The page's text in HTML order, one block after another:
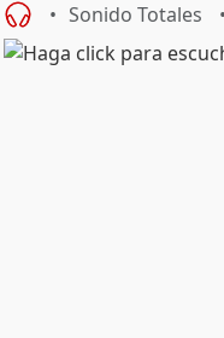
Sonido Totales